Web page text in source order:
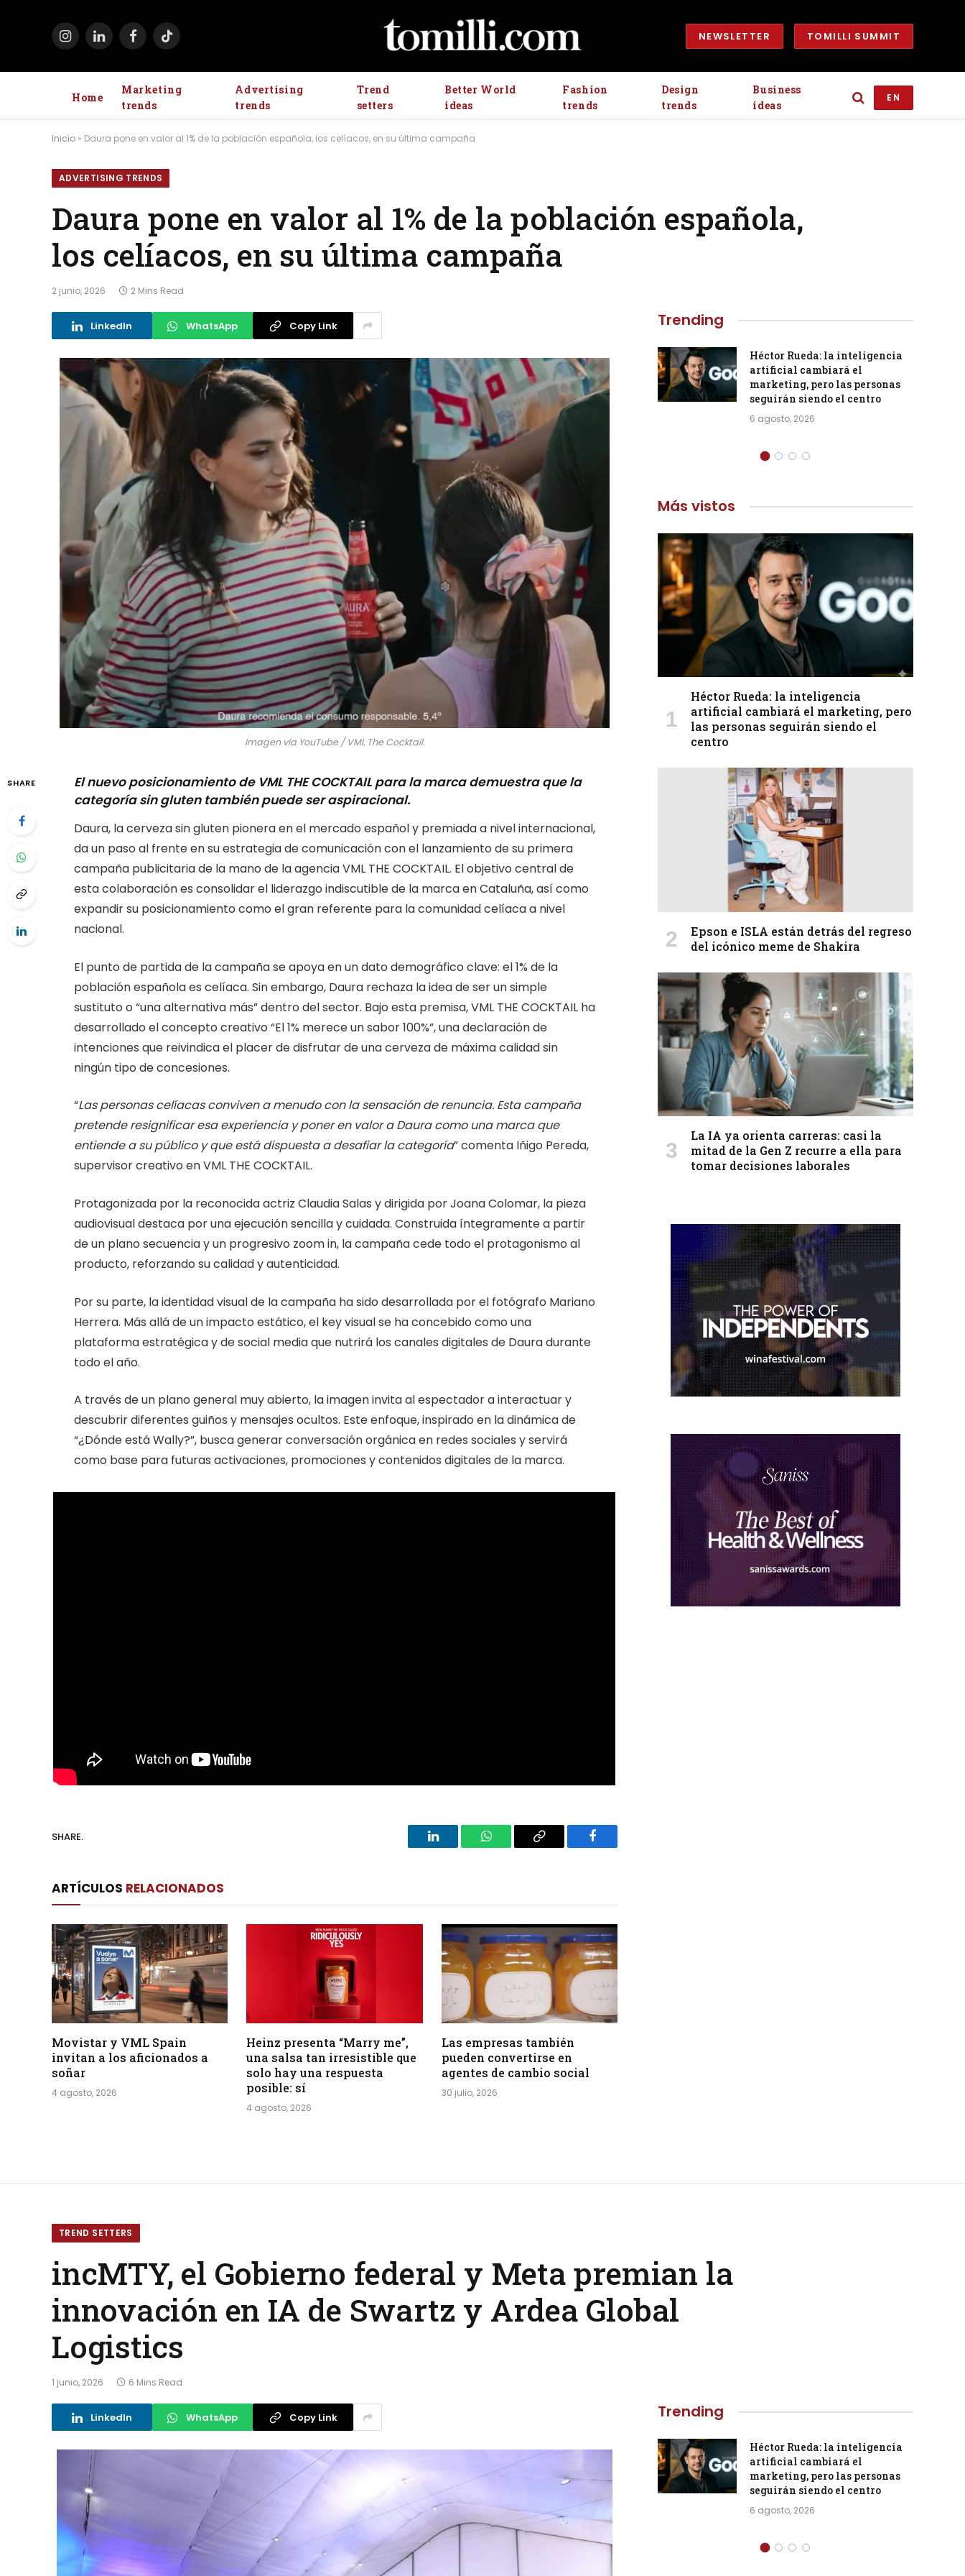
InstagramLinkedInFacebook
TikTok NEWSLETTER TOMILLI SUMMIT
Home
Marketing
trends
Advertising
trends
Trend
setters
Better World
ideas
Fashion
trends
Design
trends
Business
ideas
EN
Inicio » Daura pone en valor al 1% de la población española, los celíacos, en su última campaña
ADVERTISING TRENDS
Daura pone en valor al 1% de la población española,
los celíacos, en su última campaña
2 junio, 2026 2 Mins Read
LinkedIn WhatsApp Copy Link
Imagen vía YouTube / VML The Cocktail.
SHARE
El nuevo posicionamiento de VML THE COCKTAIL para la marca demuestra que la
categoría sin gluten también puede ser aspiracional.
Daura, la cerveza sin gluten pionera en el mercado español y premiada a nivel internacional,
da un paso al frente en su estrategia de comunicación con el lanzamiento de su primera
campaña publicitaria de la mano de la agencia VML THE COCKTAIL. El objetivo central de
esta colaboración es consolidar el liderazgo indiscutible de la marca en Cataluña, así como
expandir su posicionamiento como el gran referente para la comunidad celíaca a nivel
nacional.
El punto de partida de la campaña se apoya en un dato demográfico clave: el 1% de la
población española es celíaca. Sin embargo, Daura rechaza la idea de ser un simple
sustituto o “una alternativa más” dentro del sector. Bajo esta premisa, VML THE COCKTAIL ha
desarrollado el concepto creativo “El 1% merece un sabor 100%”, una declaración de
intenciones que reivindica el placer de disfrutar de una cerveza de máxima calidad sin
ningún tipo de concesiones.
“Las personas celíacas conviven a menudo con la sensación de renuncia. Esta campaña
pretende resignificar esa experiencia y poner en valor a Daura como una marca que
entiende a su público y que está dispuesta a desafiar la categoría” comenta Iñigo Pereda,
supervisor creativo en VML THE COCKTAIL.
Protagonizada por la reconocida actriz Claudia Salas y dirigida por Joana Colomar, la pieza
audiovisual destaca por una ejecución sencilla y cuidada. Construida íntegramente a partir
de un plano secuencia y un progresivo zoom in, la campaña cede todo el protagonismo al
producto, reforzando su calidad y autenticidad.
Por su parte, la identidad visual de la campaña ha sido desarrollada por el fotógrafo Mariano
Herrera. Más allá de un impacto estático, el key visual se ha concebido como una
plataforma estratégica y de social media que nutrirá los canales digitales de Daura durante
todo el año.
A través de un plano general muy abierto, la imagen invita al espectador a interactuar y
descubrir diferentes guiños y mensajes ocultos. Este enfoque, inspirado en la dinámica de
“¿Dónde está Wally?”, busca generar conversación orgánica en redes sociales y servirá
como base para futuras activaciones, promociones y contenidos digitales de la marca.
SHARE.
LinkedIn WhatsAppCopy
Facebook
ARTÍCULOS RELACIONADOS
Movistar y VML Spain
invitan a los aficionados a
soñar
4 agosto, 2026
Heinz presenta “Marry me”,
una salsa tan irresistible que
solo hay una respuesta
posible: sí
4 agosto, 2026
Las empresas también
pueden convertirse en
agentes de cambio social
30 julio, 2026
Trending
La competencia en redes
sociales y su relación con la
ansiedad de los usuarios
3 agosto, 2026
Héctor Rueda: la inteligencia
artificial cambiará el
marketing, pero las personas
seguirán siendo el centro
6 agosto, 2026
Más vistos
Héctor Rueda: la inteligencia
artificial cambiará el marketing, pero
las personas seguirán siendo el
centro
Epson e ISLA están detrás del regreso
del icónico meme de Shakira
La IA ya orienta carreras: casi la
mitad de la Gen Z recurre a ella para
tomar decisiones laborales
TREND SETTERS
incMTY, el Gobierno federal y Meta premian la
innovación en IA de Swartz y Ardea Global
Logistics
1 junio, 2026 6 Mins Read
LinkedIn WhatsApp Copy Link Trending
La competencia en redes
sociales y su relación con la
ansiedad de los usuarios
Héctor Rueda: la inteligencia
artificial cambiará el
marketing, pero las personas
seguirán siendo el centro
6 agosto, 2026